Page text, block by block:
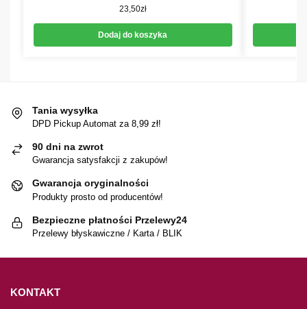
23,50zł
Dodaj do koszyka
Tania wysyłka
DPD Pickup Automat za 8,99 zł!
90 dni na zwrot
Gwarancja satysfakcji z zakupów!
Gwarancja oryginalności
Produkty prosto od producentów!
Bezpieczne płatności Przelewy24
Przelewy błyskawiczne / Karta / BLIK
KONTAKT